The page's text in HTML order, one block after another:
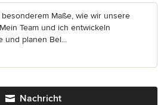
Maße, wie wir unsere
Team und ich entwickeln
und planen Bel...
Nachricht